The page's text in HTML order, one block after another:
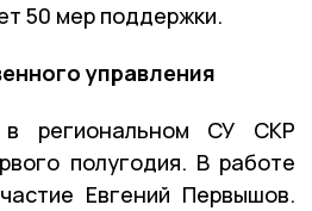
50 мер поддержки.
управления
региональном СУ СКР
полугодия. В работе
Евгений Первышов.